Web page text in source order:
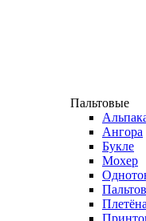
Пальтовые
Ангора
Букле
Мохер